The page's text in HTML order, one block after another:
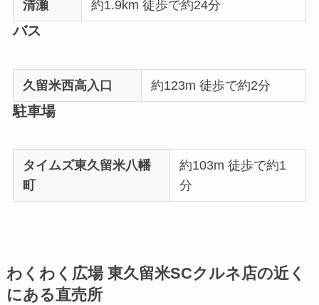
清瀬 約1.9km 徒歩で約24分
バス
久留米西高入口 約123m 徒歩で約2分
駐車場
タイムズ東久留米八幡
町
約103m 徒歩で約1
分
わくわく広場 東久留米SCクルネ店の近く
にある直売所